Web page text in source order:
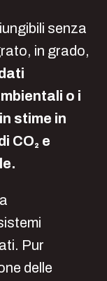
senza
in grado,
o i
stime in
CO₂ e
Pur
delle